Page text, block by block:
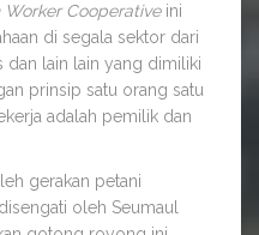
Cooperativeini
di segala sektor dari
dan lain lain yang dimiliki
prinsip satu orang satu
adalah pemilik dan
gerakan petani
oleh Seumaul